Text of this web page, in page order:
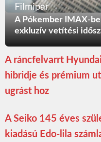
Filmipar
A Pókember IMAX-
exkluzív vetítési
A ráncfelvarrt
hibridje és prémium
ugrást hoz
A Seiko 145 éves
kiadású Edo-lila